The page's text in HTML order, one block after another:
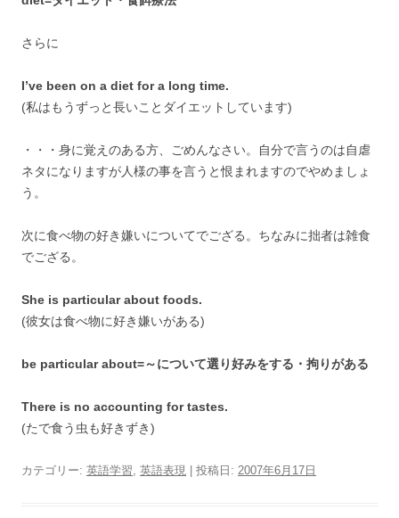
さらに
I’ve been on a diet for a long time.
(私はもうずっと長いことダイエットしています)
・・・身に覚えのある方、ごめんなさい。自分で言うのは自虐
ネタになりますが人様の事を言うと恨まれますのでやめましょ
う。
次に食べ物の好き嫌いについてでござる。ちなみに拙者は雑食
でござる。
She is particular about foods.
(彼女は食べ物に好き嫌いがある)
be particular about=～について選り好みをする・拘りがある
There is no accounting for tastes.
(たで食う虫も好きずき)
カテゴリー: 英語学習, 英語表現 | 投稿日: 2007年6月17日